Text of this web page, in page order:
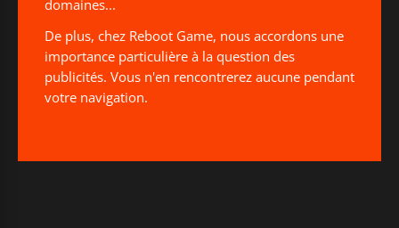
domaines...
De plus, chez Reboot Game, nous accordons une
importance particulière à la question des
publicités. Vous n'en rencontrerez aucune pendant
votre navigation.